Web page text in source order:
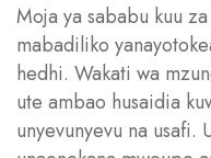
Moja ya sababu kuu
mabadiliko
hedhi. Wakati wa
ute ambao husaidia
unyevunyevu na usafi.